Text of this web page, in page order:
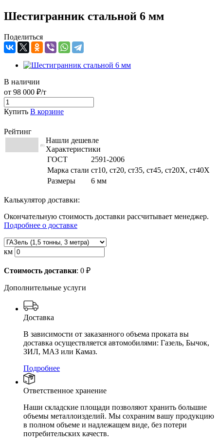
Шестигранник стальной 6 мм
Поделиться
В наличии
от 98 000 ₽/т
Купить В корзине
Рейтинг
(0)
Нашли дешевле
Характеристики
ГОСТ
2591-2006
Марка стали ст10, ст20, ст35, ст45, ст20Х, ст40Х
Размеры
6 мм
Калькулятор доставки:
Окончательную стоимость доставки рассчитывает менеджер.
Подробнее о доставке
км
Стоимость доставки: 0 ₽
Дополнительные услуги
Доставка
В зависимости от заказанного объема проката вы
доставка осуществляется автомобилями: Газель, Бычок,
ЗИЛ, МАЗ или Камаз.
Подробнее
Ответственное хранение
Наши складские площади позволяют хранить большие
объемы металлоизделий. Мы сохраним вашу продукцию
в полном объеме и надлежащем виде, без потери
потребительских качеств.